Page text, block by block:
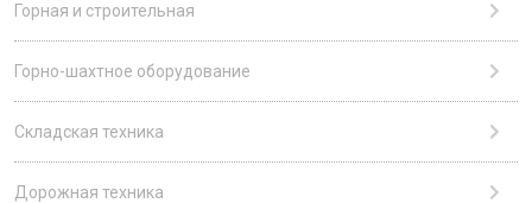
Горная и строительная
Горно-шахтное оборудование
Складская техника
Дорожная техника